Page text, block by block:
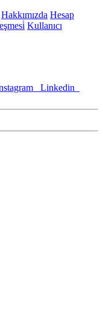
Hakkımızda Hesap
Kullanıcı
Linkedin